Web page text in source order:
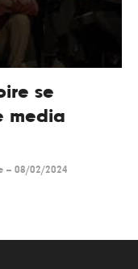
se
media
-- 08/02/2024